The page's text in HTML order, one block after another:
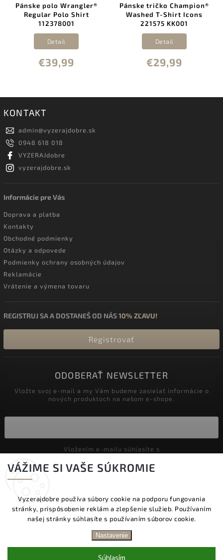
VÁŽIME SI VAŠE SÚKROMIE
Vyzerajdobre používa súbory cookie na podporu fungovania
stránky, prispôsobenie reklám a zlepšenie služieb. Používaním
našej stránky súhlasíte s používaním súborov cookie.
Nastavenie
DOPRAVA ZADARMO NAD 60 € | DODANIE V
PRACOVNÝCH DŇOCH DO 24 HOD. | BEZPLATNÁ
VÝMENA TOVARU | ZĽAVA 10 % NA PRVÝ NÁKUP
Pánske polo Wrangler®
Regular Polo Shirt
112378001
€39,99
Detail
Pánske tričko Champion®
Washed T-Shirt Icons
221575 KK001
€29,99
Detail
KONTAKT
admin@vyzerajdobre.sk
0948 618 018
VYZERAJdobre
vyzerajdobre.sk
Informácie pre Vás
Doprava a platba
Kontakty
Obchodné podmienky
Otázky a odpovede
Podmienky ochrany osobných údajov
Reklamácie
Vrátenie a výmena tovaru
REGISTRUJ SA A DOSTANEŠ OD NÁS10% ZĽAVU!
Registrovať
ODOBERAŤ NEWSLETTER
Vložte svoj e-mail a my Vám budeme zasielať informácie o
nových produktoch na našom e-shope.
Copyright 2026Vyzeraj dobre. Všetky práva vyhradené.
Upraviť nastavenie cookies
Shoptet| DesignShoptak.cz.